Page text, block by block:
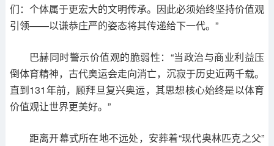
们：个体属于更宏大的文明传承。因此必须始终坚持价值观
引领——以谦恭庄严的姿态将其传递给下一代。”
巴赫同时警示价值观的脆弱性：“当政治与商业利益压
倒体育精神，古代奥运会走向消亡，沉寂于历史近两千载。
直到131年前，顾拜旦复兴奥运，其思想核心始终是以体育
价值观让世界更美好。”
距离开幕式所在地不远处，安葬着“现代奥林匹克之父”